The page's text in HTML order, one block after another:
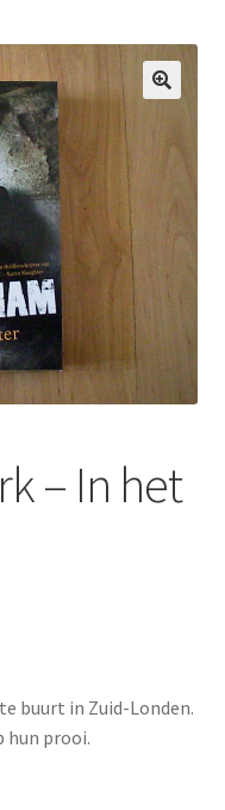
– In het
buurt in Zuid-Londen.
hun prooi.